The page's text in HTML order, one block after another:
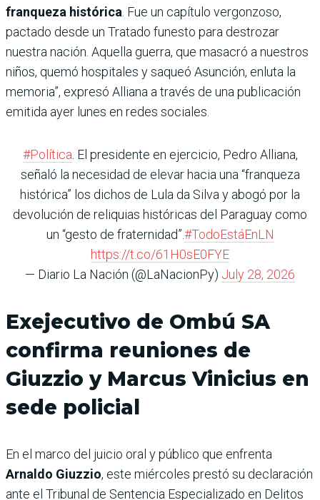
franqueza histórica . Fue un capítulo vergonzoso,
pactado desde un Tratado funesto para destrozar
nuestra nación. Aquella guerra, que masacró a nuestros
niños, quemó hospitales y saqueó Asunción, enluta la
memoria”, expresó Alliana a través de una publicación
emitida ayer lunes en redes sociales.
#Política . El presidente en ejercicio, Pedro Alliana,
señaló la necesidad de elevar hacia una “franqueza
histórica” los dichos de Lula da Silva y abogó por la
devolución de reliquias históricas del Paraguay como
un “gesto de fraternidad”.#TodoEstáEnLN
https://t.co/61H0sE0FYE
— Diario La Nación (@LaNacionPy) July 28, 2026
Exejecutivo de Ombú SA
confirma reuniones de
Giuzzio y Marcus Vinicius en
sede policial
En el marco del juicio oral y público que enfrenta
Arnaldo Giuzzio, este miércoles prestó su declaración
ante el Tribunal de Sentencia Especializado en Delitos